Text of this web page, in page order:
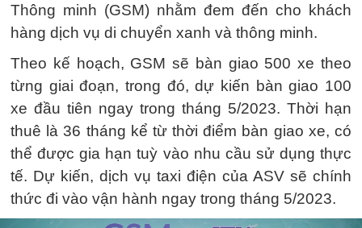
Thông minh (GSM) nhằm đem đến cho khách
hàng dịch vụ di chuyển xanh và thông minh.
Theo kế hoạch, GSM sẽ bàn giao 500 xe theo
từng giai đoạn, trong đó, dự kiến bàn giao 100
xe đầu tiên ngay trong tháng 5/2023. Thời hạn
thuê là 36 tháng kể từ thời điểm bàn giao xe, có
thể được gia hạn tuỳ vào nhu cầu sử dụng thực
tế. Dự kiến, dịch vụ taxi điện của ASV sẽ chính
thức đi vào vận hành ngay trong tháng 5/2023.